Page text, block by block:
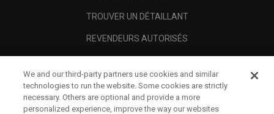
TROUVER UN DÉTAILLANT
REVENDEURS AUTORISÉS
A PROPOS
MENTIONS LÉGALES
We and our third-party partners use cookies and similar
technologies to run the website. Some cookies are strictly
necessary. Others are optional and provide a more
personalized experience, improve the way our websites